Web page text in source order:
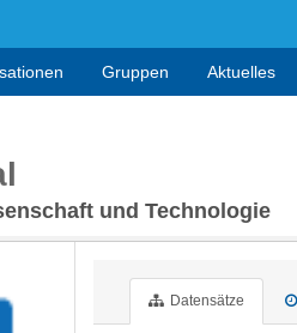
Gruppen Aktuelles
und Technologie
Datensätze